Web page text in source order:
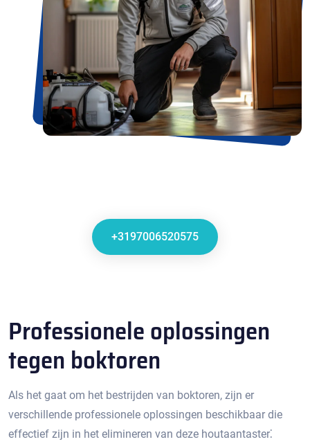
+3197006520575
Professionele oplossingen
tegen boktoren
Als het gaat om het bestrijden van boktoren, zijn er
verschillende professionele oplossingen beschikbaar die
effectief zijn in het elimineren van deze houtaantaster⁚